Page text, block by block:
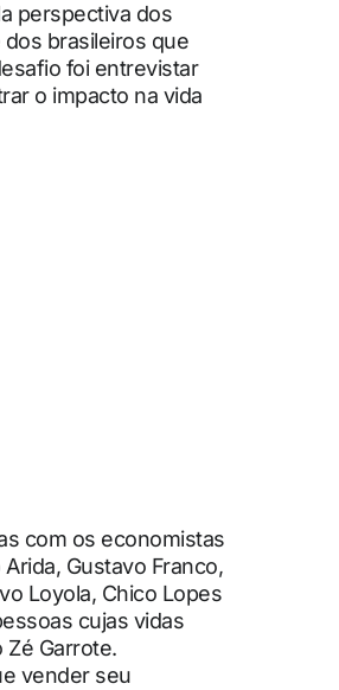
perspectiva dos
brasileiros que
foi entrevistar
o impacto na vida
com os economistas
Gustavo Franco,
Loyola, Chico Lopes
cujas vidas
Garrote.
vender seu